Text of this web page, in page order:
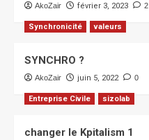
AkoZair février 3, 2023 2
Synchronicité valeurs
SYNCHRO ?
AkoZair juin 5, 2022 0
Entreprise Civile sizolab
changer le Kpitalism 1